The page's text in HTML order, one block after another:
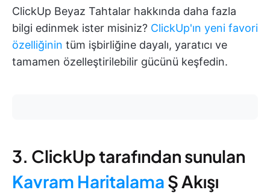
ClickUp Beyaz Tahtalar hakkında daha fazla
bilgi edinmek ister misiniz? ClickUp'ın yeni favori
özelliğinin tüm işbirliğine dayalı, yaratıcı ve
tamamen özelleştirilebilir gücünü keşfedin.
3. ClickUp tarafından sunulan
Kavram Haritalama Ş Akışı